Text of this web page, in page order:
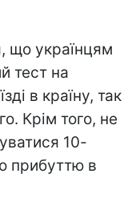
що українцям
тест на
в країну, так
Крім того, не
10-
прибуттю в